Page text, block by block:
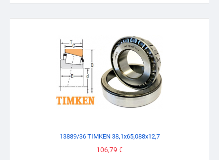
13889/36 TIMKEN 38,1x65,088x12,7
Prezzo
106,79 €